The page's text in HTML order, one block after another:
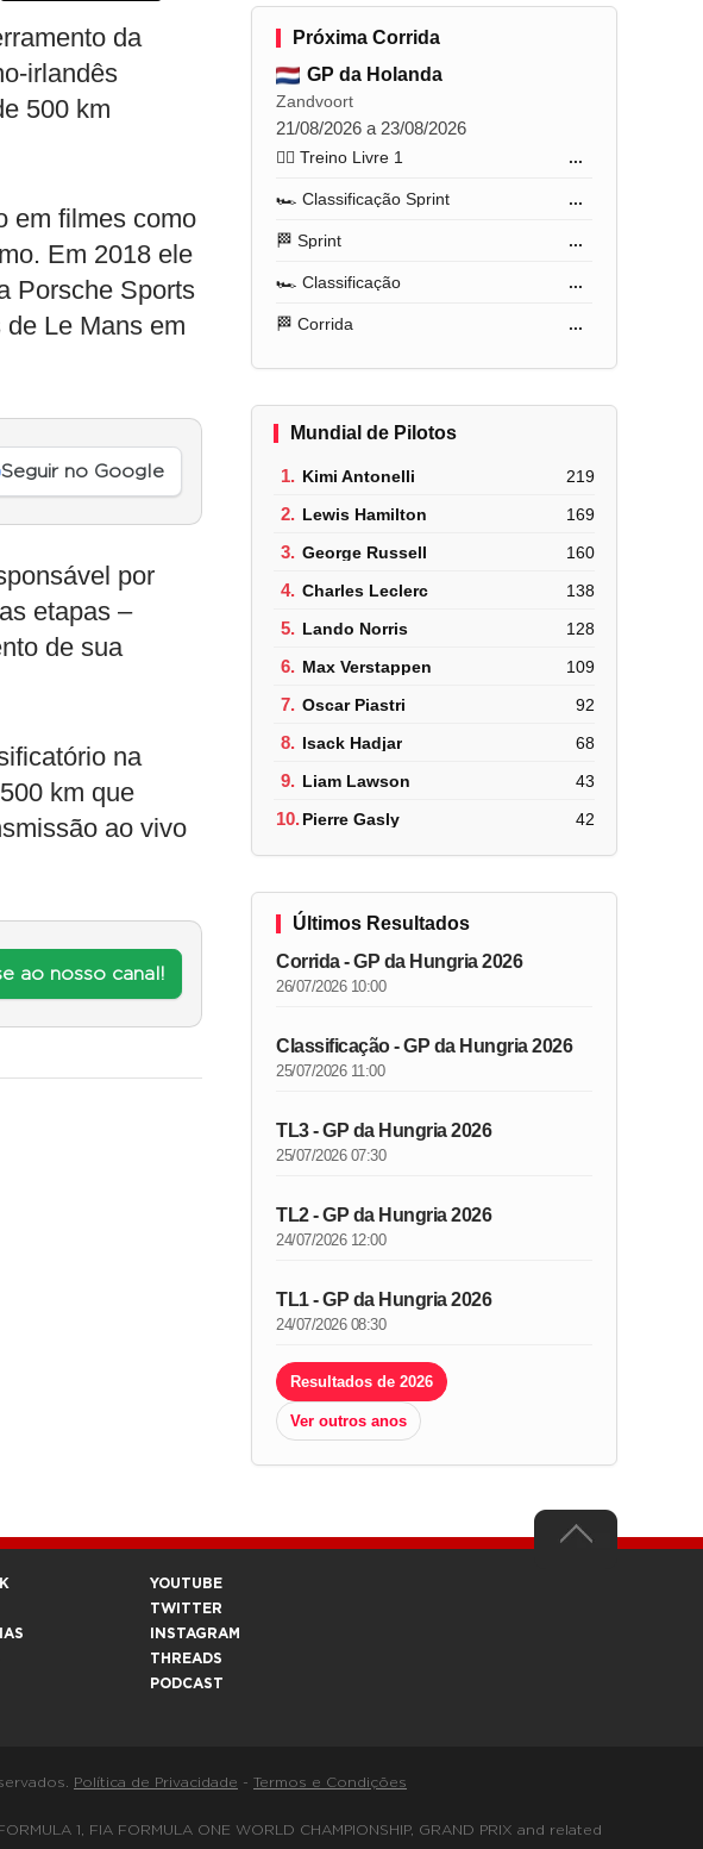
da
irlandês
500 km
em filmes como
Em 2018 ele
Porsche Sports
Le Mans em
Seguir no Google
por
etapas –
de sua
na
km que
ao vivo
ao nosso canal!
Próxima Corrida
GP da Holanda
Zandvoort
21/08/2026 a 23/08/2026
🏋️‍♂️ Treino Livre 1 ...
🏎️ Classificação Sprint ...
🏁 Sprint ...
🏎️ Classificação ...
🏁 Corrida ...
Mundial de Pilotos
1. Kimi Antonelli 219
2. Lewis Hamilton 169
3. George Russell 160
4. Charles Leclerc 138
5. Lando Norris 128
6. Max Verstappen 109
7. Oscar Piastri 92
8. Isack Hadjar 68
9. Liam Lawson 43
10.Pierre Gasly 42
Últimos Resultados
Corrida - GP da Hungria 2026
26/07/2026 10:00
Classificação - GP da Hungria 2026
25/07/2026 11:00
TL3 - GP da Hungria 2026
25/07/2026 07:30
TL2 - GP da Hungria 2026
24/07/2026 12:00
TL1 - GP da Hungria 2026
24/07/2026 08:30
Resultados de 2026
Ver outros anos
YOUTUBE
TWITTER
INSTAGRAM
THREADS
PODCAST
Política de Privacidade - Termos e Condições
1, FIA FORMULA ONE WORLD CHAMPIONSHIP, GRAND PRIX and related